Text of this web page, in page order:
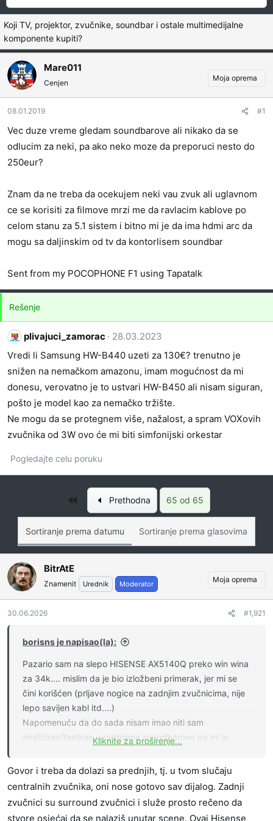
č
e
t
n
i
k
t
e
e
t
u
m
p
o
r
a
n
Koji TV, projektor, zvučnike, soundbar i ostale multimedijalne
komponente kupiti?
Mare011
Cenjen
Moja oprema
08.01.2019 #1
Vec duze vreme gledam soundbarove ali nikako da se
odlucim za neki, pa ako neko moze da preporuci nesto do
250eur?
Znam da ne treba da ocekujem neki vau zvuk ali uglavnom
ce se korisiti za filmove mrzi me da ravlacim kablove po
celom stanu za 5.1 sistem i bitno mi je da ima hdmi arc da
mogu sa daljinskim od tv da kontorlisem soundbar
Sent from my POCOPHONE F1 using Tapatalk
Rešenje
plivajuci_zamorac
28.03.2023
Vredi li Samsung HW-B440 uzeti za 130€? trenutno je
snižen na nemačkom amazonu, imam mogućnost da mi
donesu, verovatno je to ustvari HW-B450 ali nisam siguran,
pošto je model kao za nemačko tržište.
Ne mogu da se protegnem više, nažalost, a spram VOXovih
zvučnika od 3W ovo će mi biti simfonijski orkestar
Pogledajte celu poruku
Prethodna 65 od 65
Sortiranje prema datumu Sortiranje prema glasovima
BitrAtE
Znamenit Urednik Moderator Moja oprema
30.06.2026 #1,921
borisns je napisao(la):
Pazario sam na slepo HISENSE AX5140Q preko win wina
za 34k.... mislim da je bio izložbeni primerak, jer mi se
čini korišćen (prljave nogice na zadnjim zvučnicima, nije
lepo savijen kabl itd....)
Napomenuću da do sada nisam imao niti sam
analizirao/testirao u radnjama soundbarove pa mi je
Estetski je lep, iznenadio sam se veličinom i
samogsoundbara i satelita. Takođe ne razumem što
sateliti imaju one velike adaptere za struju (široki su za 2
Kliknite za proširenje...
Govor i treba da dolazi sa prednjih, tj. u tvom slučaju
centralnih zvučnika, oni nose gotovo sav dijalog. Zadnji
zvučnici su surround zvučnici i služe prosto rečeno da
stvore osjećaj da se nalaziš unutar scene. Ovaj Hisense